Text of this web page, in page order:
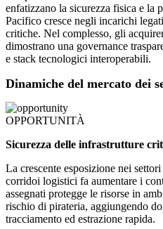
enfatizzano la sicurezza fisica e la
Pacifico cresce negli incarichi
critiche. Nel complesso, gli
dimostrano una governance
e stack tecnologici interoperabili.
Dinamiche del mercato dei
OPPORTUNITÀ
Sicurezza delle infrastrutture
La crescente esposizione nei
corridoi logistici fa aumentare i
assegnati protegge le risorse in
rischio di pirateria, aggiungendo
tracciamento ed estrazione rapida.